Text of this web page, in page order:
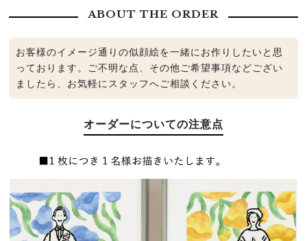
ABOUT THE ORDER
お客様のイメージ通りの似顔絵を一緒にお作りしたいと思
っております。ご不明な点、その他ご希望事項などござい
ましたら、お気軽にスタッフへご相談ください。
オーダーについての注意点